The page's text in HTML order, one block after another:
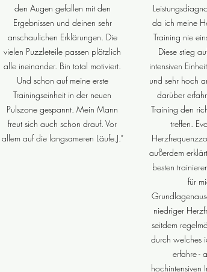
den Augen gefallen mit den
Ergebnissen und deinen sehr
anschaulichen Erklärungen. Die
vielen Puzzleteile passen plötzlich
alle ineinander. Bin total motiviert.
Und schon auf meine erste
Trainingseinheit in der neuen
Pulszone gespannt. Mein Mann
freut sich auch schon drauf. Vor
allem auf die langsameren Läufe J.“
da ich meine
Training nie
Diese stieg
intensiven
und sehr hoch
darüber
Training den
treffen.
außerdem
besten
für
niedriger
seitdem
durch welches
erfahre -
hochintensiven